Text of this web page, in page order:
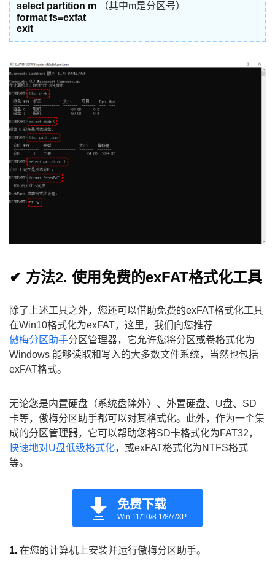
select partition m （其中m是分区号）
format fs=exfat
exit
✔ 方法2. 使用免费的exFAT格式化工具
除了上述工具之外，您还可以借助免费的exFAT格式化工具
在Win10格式化为exFAT，这里，我们向您推荐
傲梅分区助手分区管理器，它允许您将分区或卷格式化为
Windows 能够读取和写入的大多数文件系统，当然也包括
exFAT格式。
无论您是内置硬盘（系统盘除外）、外置硬盘、U盘、SD
卡等，傲梅分区助手都可以对其格式化。此外，作为一个集
成的分区管理器，它可以帮助您将SD卡格式化为FAT32，
快速地对U盘低级格式化，或exFAT格式化为NTFS格式
等。
免费下载
Win 11/10/8.1/8/7/XP
1. 在您的计算机上安装并运行傲梅分区助手。